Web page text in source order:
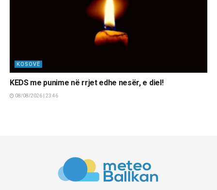
KOSOVË
KEDS me punime në rrjet edhe nesër, e diel!
08/08/2026 | 23:46